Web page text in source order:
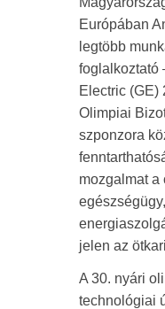
Európában
legtöbb
foglalkoztató
Electric (GE)
Olimpiai
szponzora
mozgalmat a
jelen az
A 30. nyári
technológiai